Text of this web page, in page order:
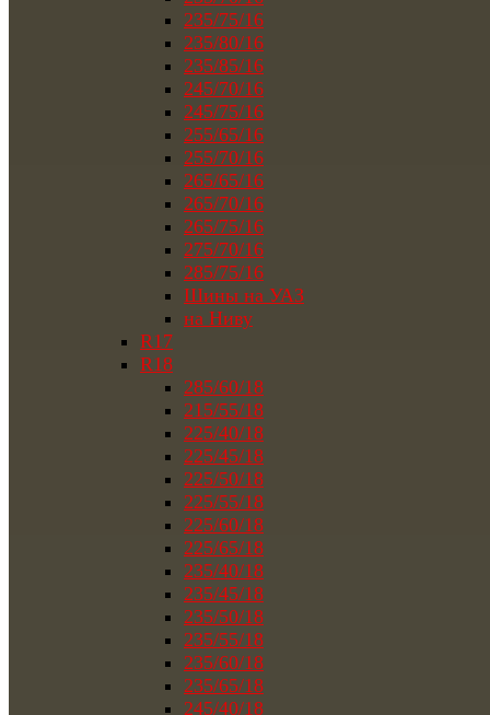
235/75/16
235/80/16
235/85/16
245/70/16
245/75/16
255/65/16
255/70/16
265/65/16
265/70/16
265/75/16
275/70/16
285/75/16
Шины на УАЗ
на Ниву
R17
R18
285/60/18
215/55/18
225/40/18
225/45/18
225/50/18
225/55/18
225/60/18
225/65/18
235/40/18
235/45/18
235/50/18
235/55/18
235/60/18
235/65/18
245/40/18